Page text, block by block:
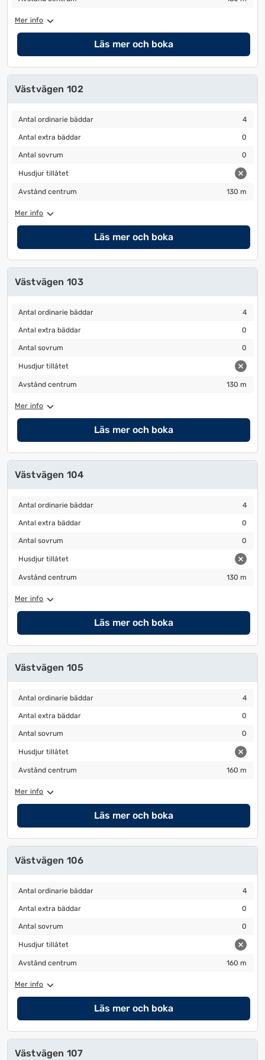
datum
Mer info
Läs mer och boka
Västvägen 102
Antal ordinarie bäddar
Antal ordinarie bäddar 4
Antal extra bäddar
Antal extra bäddar 0
Antal sovrum
Antal sovrum 0
Husdjur tillåtet
Husdjur tillåtet
Avstånd centrum
Avstånd centrum 130 m
Mer info
Läs mer och boka
Västvägen 103
Antal ordinarie bäddar
Antal ordinarie bäddar 4
Antal extra bäddar
Antal extra bäddar 0
Antal sovrum
Antal sovrum 0
Husdjur tillåtet
Husdjur tillåtet
Avstånd centrum
Avstånd centrum 130 m
Mer info
Läs mer och boka
Västvägen 104
Antal ordinarie bäddar
Antal ordinarie bäddar 4
Antal extra bäddar
Antal extra bäddar 0
Antal sovrum
Antal sovrum 0
Husdjur tillåtet
Husdjur tillåtet
Avstånd centrum
Avstånd centrum 130 m
Mer info
Läs mer och boka
Västvägen 105
Antal ordinarie bäddar
Antal ordinarie bäddar 4
Antal extra bäddar
Antal extra bäddar 0
Antal sovrum
Antal sovrum 0
Husdjur tillåtet
Husdjur tillåtet
Avstånd centrum
Avstånd centrum 160 m
Mer info
Läs mer och boka
Västvägen 106
Antal ordinarie bäddar
Antal ordinarie bäddar 4
Antal extra bäddar
Antal extra bäddar 0
Antal sovrum
Antal sovrum 0
Husdjur tillåtet
Husdjur tillåtet
Avstånd centrum
Avstånd centrum 160 m
Mer info
Läs mer och boka
Västvägen 107